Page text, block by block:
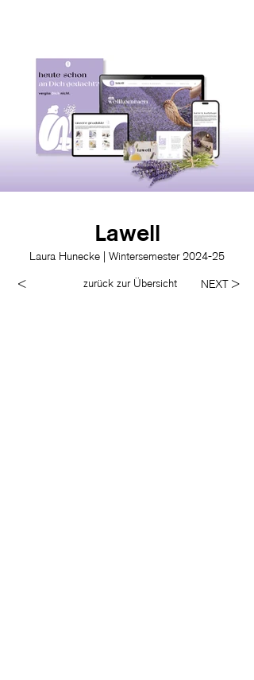
Lawell
Laura Hunecke | Wintersemester 2024-25
< zurück zur Übersicht NEXT >